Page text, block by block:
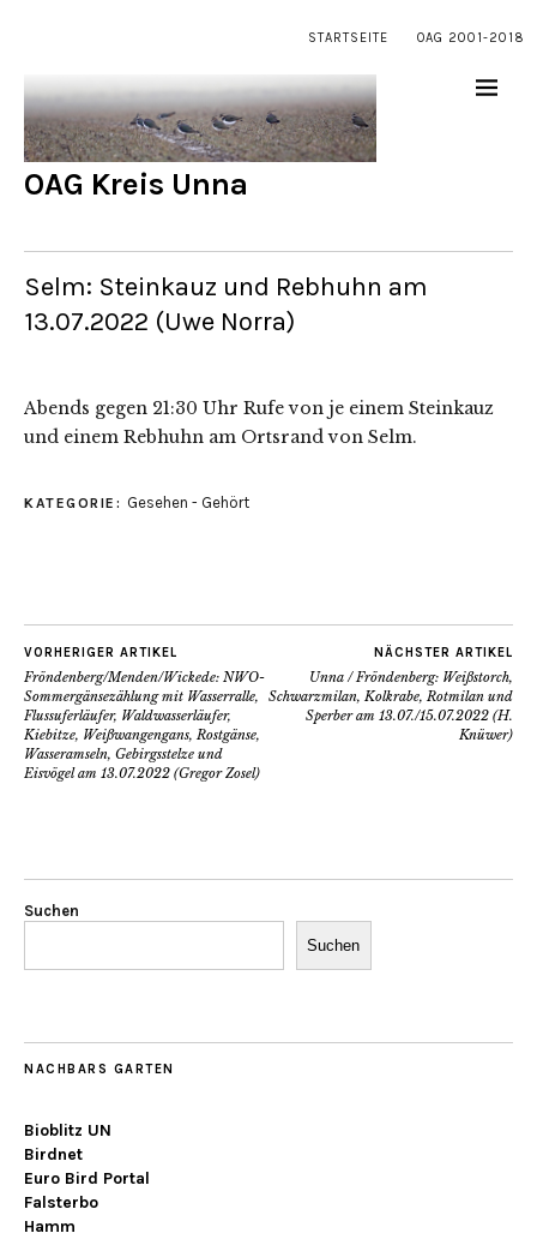
STARTSEITE OAG 2001-2018
OAG Kreis Unna
Selm: Steinkauz und Rebhuhn am
13.07.2022 (Uwe Norra)
Abends gegen 21:30 Uhr Rufe von je einem Steinkauz
und einem Rebhuhn am Ortsrand von Selm.
KATEGORIE: Gesehen - Gehört
VORHERIGER ARTIKEL
Fröndenberg/Menden/Wickede: NWO-
Sommergänsezählung mit Wasserralle,
Flussuferläufer, Waldwasserläufer,
Kiebitze, Weißwangengans, Rostgänse,
Wasseramseln, Gebirgsstelze und
Eisvögel am 13.07.2022 (Gregor Zosel)
NÄCHSTER ARTIKEL
Unna / Fröndenberg: Weißstorch,
Schwarzmilan, Kolkrabe, Rotmilan und
Sperber am 13.07./15.07.2022 (H.
Knüwer)
Suchen
Suchen
NACHBARS GARTEN
Bioblitz UN
Birdnet
Euro Bird Portal
Falsterbo
Hamm